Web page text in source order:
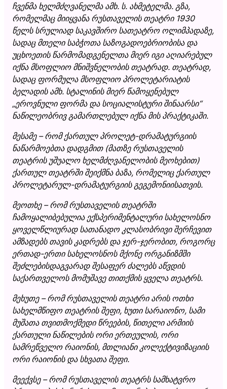
ჩვენმა ხელმძღვანელმა ამხ. ს. ახმეტელმა. გზა,
რომელმაც მიიყვანა რუსთაველის თეატრი 1930
წელს სრულიად საკავშირო სათეატრო ოლიმპადაზე,
სადაც მთელი საბჭოთა საზოგადოებრიობისა და
უცხოეთის წარმომადგენელთა მიერ იგი აღიარებულ
იქნა მსოფლიო მნიშვნელობის თეატრად. თეატრად,
სადაც ფორმულა მსოფლიო პროლეტარიატის
ბელადის ამხ. სტალინის მიერ წამოყენებულ
„ეროვნული ფორმა და სოციალისტური შინაარსი“
ნაწილეობრივ გამართლებულ იქნა მის პრაქტიკაში.
მესამე – რომ ქართულ პროლეტ-დრამატურგიის
ნაწარმოებთა დადგმით (მათზე რუსთაველის
თეატრის უშუალო ხელმძღვანელობის მეოხებით)
ქართულ თეატრში შეიქმნა ბაზა, რომელიც ქართულ
პროლეტარულ-დრამატურგიის გეგემონიისათვის.
მეოთხე – რომ რუსთაველის თეატრში
ჩამოყალიბებულია ექსპერიმენტალური სახელოსნო
ყოველწლიურად სათანადო კლასობრივი შერჩევით
ამზადებს თავის კადრებს და ჯერ-ჯერობით, როგორც
ერთად-ერთი სახელოსნოს მქონე ორგანიზმში
შეძლებისდაგვარად შესაფერ ძალებს აწვდის
საქართველოს მომუშავე თითქმის ყველა თეატრს.
მეხუთე – რომ რუსთაველის თეატრი არის ოთხი
სახელმწიფო თეატრის შეფი, ხუთი სარაიონო, სამი
მუშათა თვითმოქმედი წრეების, წითელი არმიის
ქართული ნაწილების ორი ერთეულის, ორი
სამრეწველო რაიონის, მთლიანი კოლექტივიზაციის
ორი რაიონის და სხვათა შეფი.
მეექვსე – რომ რუსთაველის თეატრს სამხატვრო